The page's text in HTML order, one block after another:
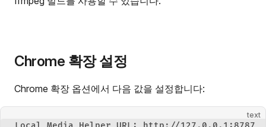
Chrome 확장 설정
Chrome 확장 옵션에서 다음 값을 설정합니다:
text